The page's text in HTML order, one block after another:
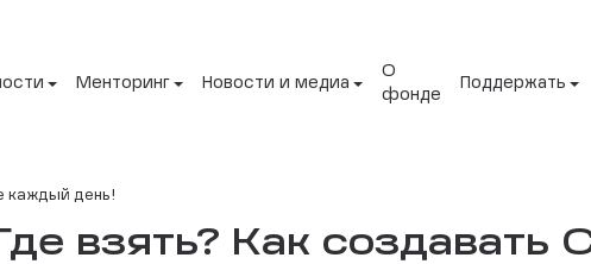
Менторинг Новости и медиа
О
фонде
Поддержать
каждый день!
взять? Как создавать